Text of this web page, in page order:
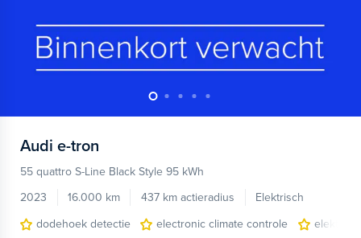
Audi e-tron
55 quattro S-Line Black Style 95 kWh
2023
16.000 km 437 km actieradius
Elektrisch
dodehoek detectie
electronic climate controle